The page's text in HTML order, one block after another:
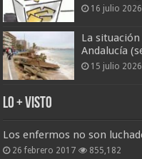
16 julio 2026
La
Andalucía
15 julio 2026
Lo + Visto
Los enfermos no son
26 febrero 2017 855,182